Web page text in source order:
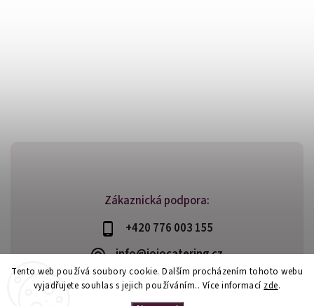
Tento web používá soubory cookie. Dalším procházením tohoto webu
vyjadřujete souhlas s jejich používáním.. Více informací zde.
Zákaznická podpora:
+420 776 003 155
info@jojocatering.cz